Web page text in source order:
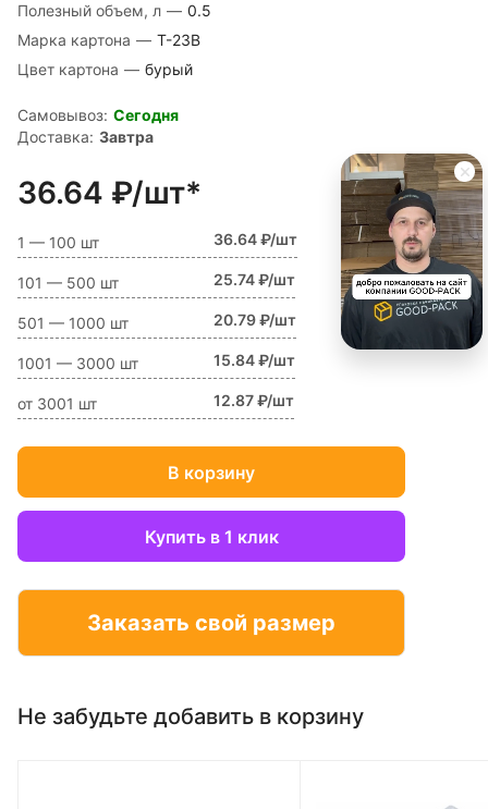
Полезный объем, л — 0.5
Марка картона — Т-23В
Цвет картона — бурый
Самовывоз: Сегодня
Доставка: Завтра
36.64 ₽/шт*
1 — 100 шт 36.64 ₽/шт
101 — 500 шт 25.74 ₽/шт
501 — 1000 шт 20.79 ₽/шт
1001 — 3000 шт 15.84 ₽/шт
от 3001 шт 12.87 ₽/шт
В корзину
Купить в 1 клик
Заказать свой размер
Не забудьте добавить в корзину